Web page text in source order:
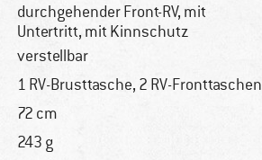
durchgehender Front-RV, mit
Untertritt, mit Kinnschutz
verstellbar
1 RV-Brusttasche, 2 RV-Fronttaschen
72 cm
243 g